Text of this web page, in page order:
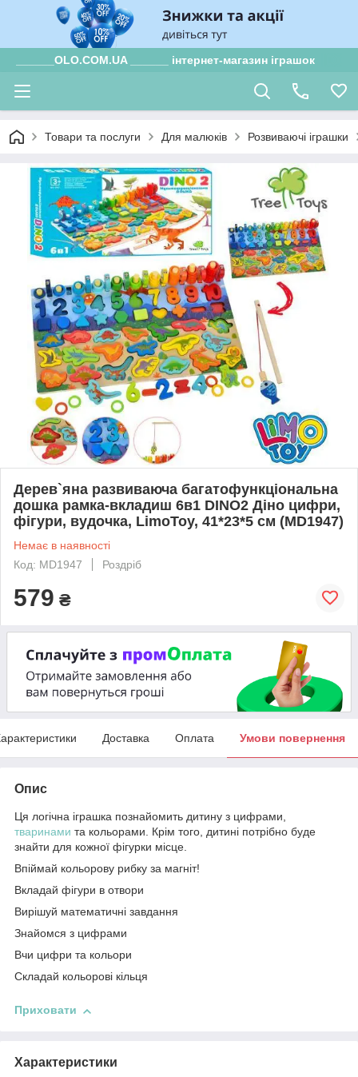
______OLO.COM.UA ______ інтернет-магазин іграшок
Товари та послуги Для малюків Розвиваючі іграшки
Дерев`яна развиваюча багатофункціональна
дошка рамка-вкладиш 6в1 DINO2 Діно цифри,
фігури, вудочка, LimoToy, 41*23*5 см (MD1947)
Немає в наявності
Код: MD1947
Роздріб
579 ₴
Доставка Оплата Умови повернення
Опис
Ця логічна іграшка познайомить дитину з цифрами,
тваринами та кольорами. Крім того, дитині потрібно буде
знайти для кожної фігурки місце.
Впіймай кольорову рибку за магніт!
Вкладай фігури в отвори
Вирішуй математичні завдання
Знайомся з цифрами
Вчи цифри та кольори
Складай кольорові кільця
Приховати
Характеристики